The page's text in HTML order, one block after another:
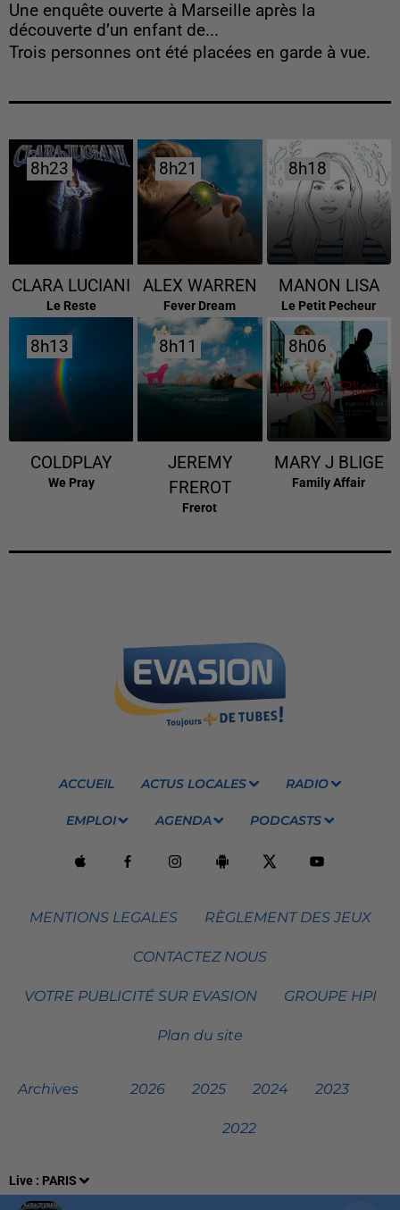
Live : PARIS
Une enquête ouverte à Marseille après la
découverte d’un enfant de...
Trois personnes ont été placées en garde à vue.
8h23
8h23
CLARA LUCIANI
Le Reste
8h21
8h21
ALEX WARREN
Fever Dream
8h18
8h18
MANON LISA
Le Petit Pecheur
8h13
8h13
COLDPLAY
We Pray
8h11
8h11
JEREMY
FREROT
Frerot
8h06
8h06
MARY J BLIGE
Family Affair
ACCUEIL ACTUS LOCALES RADIO
EMPLOI AGENDA PODCASTS
MENTIONS LEGALES RÈGLEMENT DES JEUX
CONTACTEZ NOUS
VOTRE PUBLICITÉ SUR EVASION GROUPE HPI
Plan du site
Archives 2026 2025 2024 2023
2022